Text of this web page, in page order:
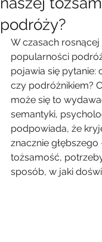
podróży?
W czasach
popularności
pojawia się pytanie:
czy podróżnikiem?
może się to
semantyki,
podpowiada, że
znacznie głębszego
tożsamość,
sposób, w jaki